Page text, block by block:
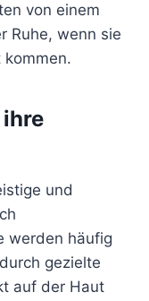
von einem
Ruhe, wenn sie
kommen.
und
werden häufig
gezielte
auf der Haut